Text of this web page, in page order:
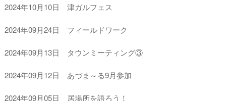
2024年10月10日 津ガルフェス
2024年09月24日 フィールドワーク
2024年09月13日 タウンミーティング③
2024年09月12日 あづま～る9月参加
2024年09月05日 居場所を語ろう！